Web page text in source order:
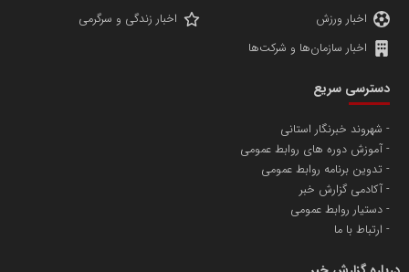
پایگاه اطلاع رسانی اعتلای نهادهای مردمی
تامین آهن اسفنجی تولیدکنندگان فولاد در کشور
مسعودصادقی
اخبار ورزش
اخبار زندگی و سرگرمی
اخبار سازمان‌ها و شرکت‌ها
دسترسی سریع
شهروند خبرنگار استانی
آموزش دوره های روابط عمومی
تدوین برنامه روابط عمومی
آکادمی گزارش خبر
دستیار روابط عمومی
ارتباط با ما